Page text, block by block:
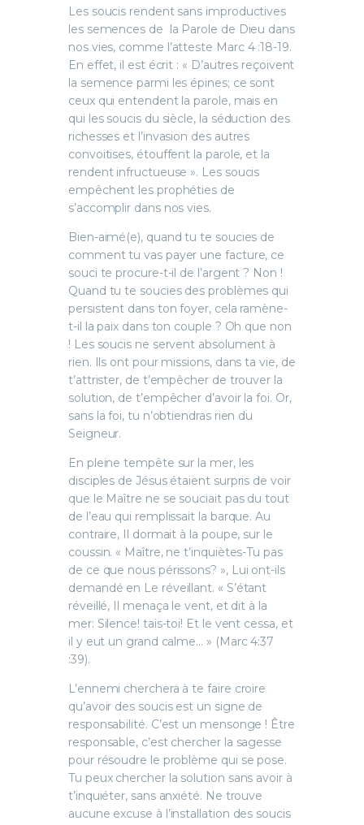
Les soucis rendent sans improductives
les semences de la Parole de Dieu dans
nos vies, comme l’atteste Marc 4 :18-19.
En effet, il est écrit : « D’autres reçoivent
la semence parmi les épines; ce sont
ceux qui entendent la parole, mais en
qui les soucis du siècle, la séduction des
richesses et l’invasion des autres
convoitises, étouffent la parole, et la
rendent infructueuse ». Les soucis
empêchent les prophéties de
s’accomplir dans nos vies.
Bien-aimé(e), quand tu te soucies de
comment tu vas payer une facture, ce
souci te procure-t-il de l’argent ? Non !
Quand tu te soucies des problèmes qui
persistent dans ton foyer, cela ramène-
t-il la paix dans ton couple ? Oh que non
! Les soucis ne servent absolument à
rien. Ils ont pour missions, dans ta vie, de
t’attrister, de t’empêcher de trouver la
solution, de t’empêcher d’avoir la foi. Or,
sans la foi, tu n’obtiendras rien du
Seigneur.
En pleine tempête sur la mer, les
disciples de Jésus étaient surpris de voir
que le Maître ne se souciait pas du tout
de l’eau qui remplissait la barque. Au
contraire, Il dormait à la poupe, sur le
coussin. « Maître, ne t’inquiètes-Tu pas
de ce que nous périssons? », Lui ont-ils
demandé en Le réveillant. « S’étant
réveillé, Il menaça le vent, et dit à la
mer: Silence! tais-toi! Et le vent cessa, et
il y eut un grand calme… » (Marc 4:37
:39).
L’ennemi cherchera à te faire croire
qu’avoir des soucis est un signe de
responsabilité. C’est un mensonge ! Être
responsable, c’est chercher la sagesse
pour résoudre le problème qui se pose.
Tu peux chercher la solution sans avoir à
t’inquiéter, sans anxiété. Ne trouve
aucune excuse à l’installation des soucis